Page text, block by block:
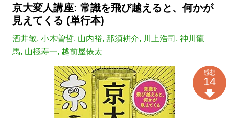
京大変人講座: 常識を飛び越えると、何かが
見えてくる (単行本)
酒井敏, 小木曽哲, 山内裕, 那須耕介, 川上浩司 , 神川龍
馬, 山極寿一, 越前屋俵太
感想
14